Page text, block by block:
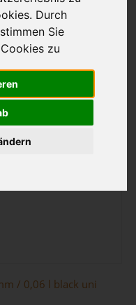
Durch
Sie
zu
/ 0,06 l black uni